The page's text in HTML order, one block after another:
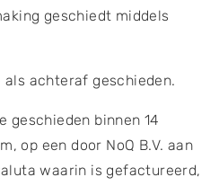
geschiedt middels
achteraf geschieden.
geschieden binnen 14
op een door NoQ B.V. aan
waarin is gefactureerd,